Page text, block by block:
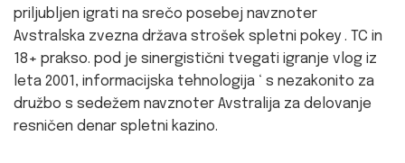
priljubljen igrati na srečo posebej navznoter
Avstralska zvezna država strošek spletni pokey . TC in
18+ prakso. pod je sinergistični tvegati igranje vlog iz
leta 2001, informacijska tehnologija ‘ s nezakonito za
družbo s sedežem navznoter Avstralija za delovanje
resničen denar spletni kazino.